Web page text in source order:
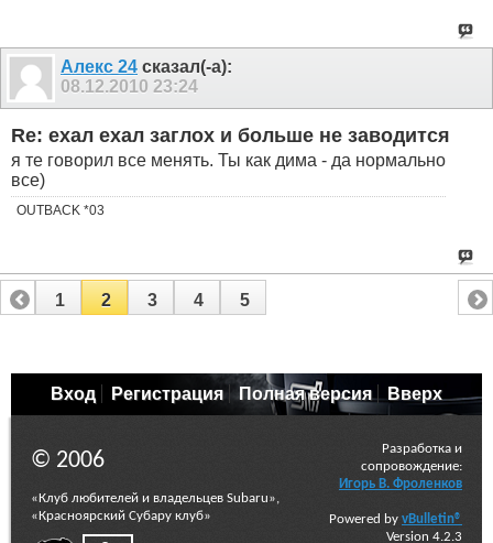
Алекс 24 сказал(-а):
08.12.2010 23:24
Re: ехал ехал заглох и больше не заводится
я те говорил все менять. Ты как дима - да нормально
все)
OUTBACK *03
1 2 3 4 5
Вход Регистрация Полная версия Вверх
© 2006
«Клуб любителей и владельцев Subaru»,
«Красноярский Субару клуб»
Разработка и
сопровождение:
Игорь В. Фроленков
Powered by vBulletin®
Version 4.2.3